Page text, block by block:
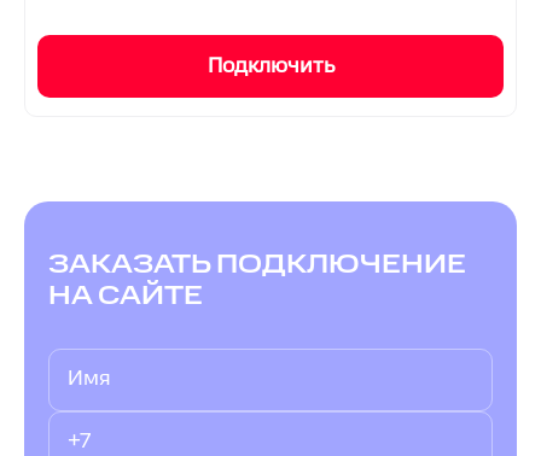
Подключить
ЗАКАЗАТЬ ПОДКЛЮЧЕНИЕ
НА САЙТЕ